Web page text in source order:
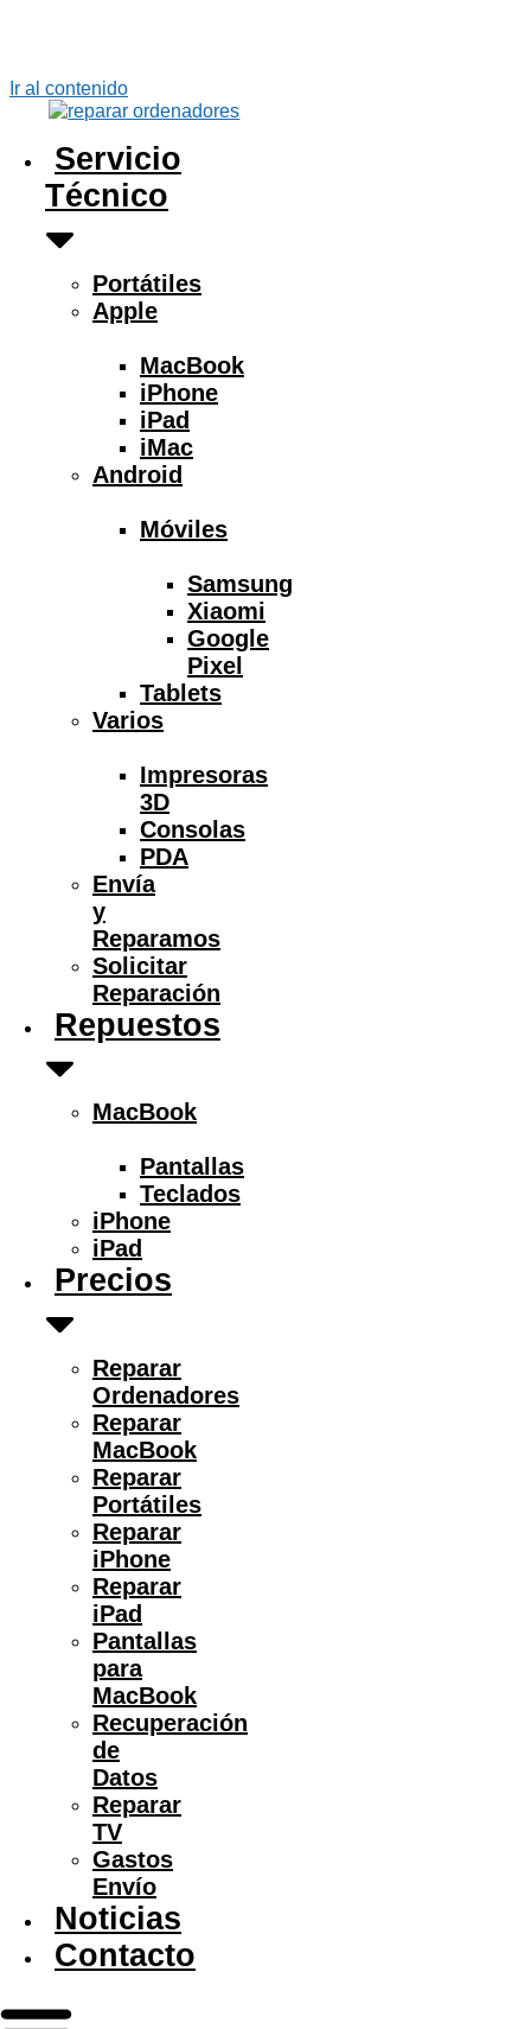
Ir al contenido
Servicio
Técnico
Portátiles
Apple
MacBook
iPhone
iPad
iMac
Android
Móviles
Samsung
Xiaomi
Google
Pixel
Tablets
Varios
Impresoras
3D
Consolas
PDA
Envía
y
Reparamos
Solicitar
Reparación
Repuestos
MacBook
Pantallas
Teclados
iPhone
iPad
Precios
Reparar
Ordenadores
Reparar
MacBook
Reparar
Portátiles
Reparar
iPhone
Reparar
iPad
Pantallas
para
MacBook
Recuperación
de
Datos
Reparar
TV
Gastos
Envío
Noticias
Contacto